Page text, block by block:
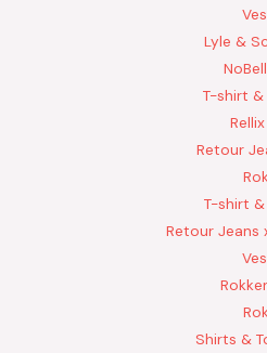
Lyle &
NoBell
T-shirt &
Rellix
Retour
Rok
T-shirt &
Retour Jeans
Rok
Shirts &